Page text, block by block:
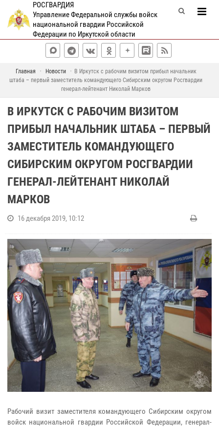
РОСГВАРДИЯ
Управление Федеральной службы войск
национальной гвардии Российской
Федерации по Иркутской области
Главная Новости
В Иркутск с рабочим визитом прибыл начальник
штаба – первый заместитель командующего Сибирским округом Росгвардии
генерал-лейтенант Николай Марков
В ИРКУТСК С РАБОЧИМ ВИЗИТОМ
ПРИБЫЛ НАЧАЛЬНИК ШТАБА – ПЕРВЫЙ
ЗАМЕСТИТЕЛЬ КОМАНДУЮЩЕГО
СИБИРСКИМ ОКРУГОМ РОСГВАРДИИ
ГЕНЕРАЛ-ЛЕЙТЕНАНТ НИКОЛАЙ
МАРКОВ
16 декабря 2019, 10:12
Рабочий визит заместителя командующего Сибирским округом
войск национальной гвардии Российской Федерации, генерал-